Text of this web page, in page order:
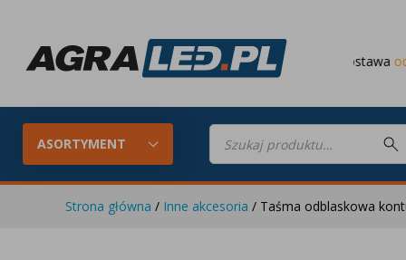
Darmowa dostawa od 649 PLN
ASORTYMENT
Wyszukiwarka
produktów
Strona główna / Inne akcesoria / Taśma odblaskowa